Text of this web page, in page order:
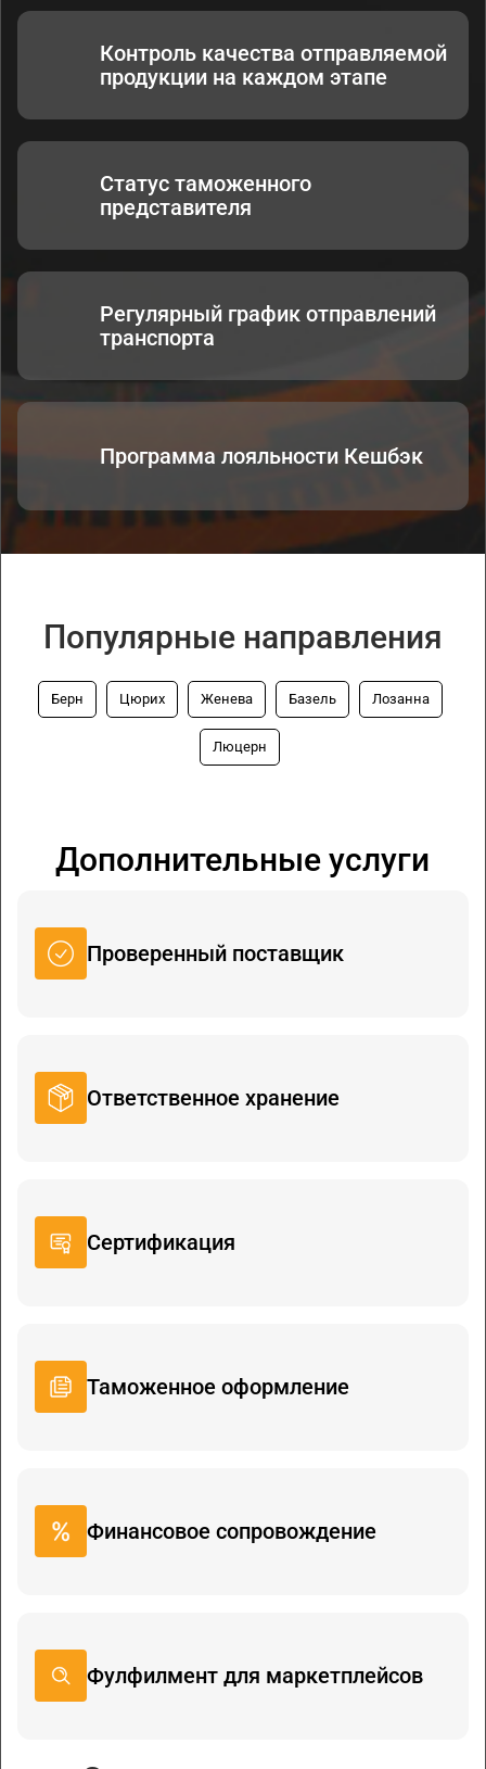
Контроль качества отправляемой
продукции на каждом этапе
Статус таможенного
представителя
Регулярный график отправлений
транспорта
Программа лояльности Кешбэк
Популярные направления
Берн Цюрих Женева Базель Лозанна
Люцерн
Дополнительные услуги
Проверенный поставщик
Ответственное хранение
Сертификация
Таможенное оформление
Финансовое сопровождение
Фулфилмент для маркетплейсов